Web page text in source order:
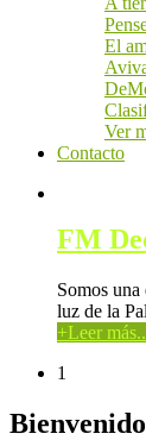
El
Ver
Contacto
FM
Somos
luz de la
+Leer
1